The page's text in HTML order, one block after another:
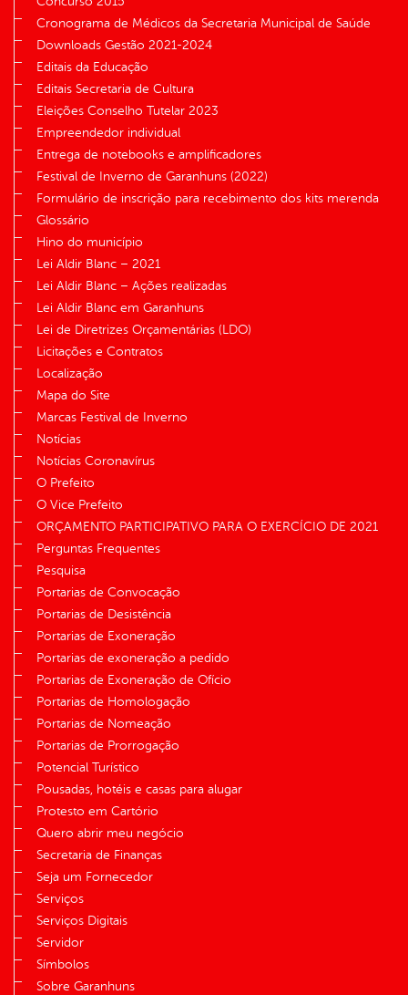
Cronograma de Médicos da Secretaria Municipal de Saúde
Downloads Gestão 2021-2024
Editais da Educação
Editais Secretaria de Cultura
Eleições Conselho Tutelar 2023
Empreendedor individual
Entrega de notebooks e amplificadores
Festival de Inverno de Garanhuns (2022)
Formulário de inscrição para recebimento dos kits merenda
Glossário
Hino do município
Lei Aldir Blanc – 2021
Lei Aldir Blanc – Ações realizadas
Lei Aldir Blanc em Garanhuns
Lei de Diretrizes Orçamentárias (LDO)
Licitações e Contratos
Localização
Mapa do Site
Marcas Festival de Inverno
Notícias
Notícias Coronavírus
O Prefeito
O Vice Prefeito
ORÇAMENTO PARTICIPATIVO PARA O EXERCÍCIO DE 2021
Perguntas Frequentes
Pesquisa
Portarias de Convocação
Portarias de Desistência
Portarias de Exoneração
Portarias de exoneração a pedido
Portarias de Exoneração de Ofício
Portarias de Homologação
Portarias de Nomeação
Portarias de Prorrogação
Potencial Turístico
Pousadas, hotéis e casas para alugar
Protesto em Cartório
Quero abrir meu negócio
Secretaria de Finanças
Seja um Fornecedor
Serviços
Serviços Digitais
Servidor
Símbolos
Sobre Garanhuns